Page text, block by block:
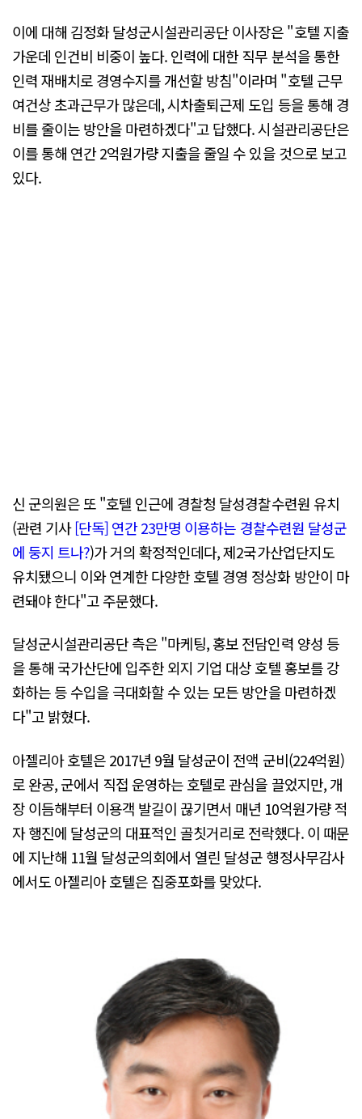
이에 대해 김정화 달성군시설관리공단 이사장은 "호텔 지출
가운데 인건비 비중이 높다. 인력에 대한 직무 분석을 통한
인력 재배치로 경영수지를 개선할 방침"이라며 "호텔 근무
여건상 초과근무가 많은데, 시차출퇴근제 도입 등을 통해 경
비를 줄이는 방안을 마련하겠다"고 답했다. 시설관리공단은
이를 통해 연간 2억원가량 지출을 줄일 수 있을 것으로 보고
있다.
신 군의원은 또 "호텔 인근에 경찰청 달성경찰수련원 유치
(관련 기사[단독] 연간 23만명 이용하는 경찰수련원 달성군
에 둥지 트나?)가 거의 확정적인데다, 제2국가산업단지도
유치됐으니 이와 연계한 다양한 호텔 경영 정상화 방안이 마
련돼야 한다"고 주문했다.
달성군시설관리공단 측은 "마케팅, 홍보 전담인력 양성 등
을 통해 국가산단에 입주한 외지 기업 대상 호텔 홍보를 강
화하는 등 수입을 극대화할 수 있는 모든 방안을 마련하겠
다"고 밝혔다.
아젤리아 호텔은 2017년 9월 달성군이 전액 군비(224억원)
로 완공, 군에서 직접 운영하는 호텔로 관심을 끌었지만, 개
장 이듬해부터 이용객 발길이 끊기면서 매년 10억원가량 적
자 행진에 달성군의 대표적인 골칫거리로 전락했다. 이 때문
에 지난해 11월 달성군의회에서 열린 달성군 행정사무감사
에서도 아젤리아 호텔은 집중포화를 맞았다.